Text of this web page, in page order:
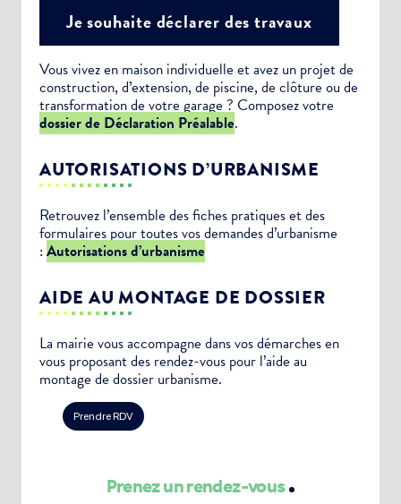
Je souhaite déclarer des travaux
Vous vivez en maison individuelle et avez un projet de
construction, d’extension, de piscine, de clôture ou de
transformation de votre garage ? Composez votre
dossier de Déclaration Préalable.
AUTORISATIONS D’URBANISME
Retrouvez l’ensemble des fiches pratiques et des
formulaires pour toutes vos demandes d’urbanisme
: Autorisations d’urbanisme
AIDE AU MONTAGE DE DOSSIER
La mairie vous accompagne dans vos démarches en
vous proposant des rendez-vous pour l’aide au
montage de dossier urbanisme.